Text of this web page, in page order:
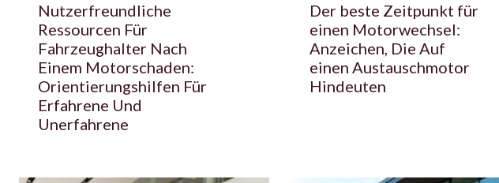
Nutzerfreundliche
Ressourcen Für
Fahrzeughalter Nach
Einem Motorschaden:
Orientierungshilfen Für
Erfahrene Und
Unerfahrene
Der beste Zeitpunkt für
einen Motorwechsel:
Anzeichen, Die Auf
einen Austauschmotor
Hindeuten